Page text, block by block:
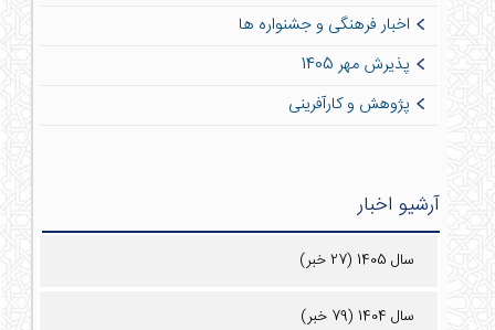
اخبار فرهنگی و جشنواره ها
پذیرش مهر 1405
پژوهش و کارآفرینی
آرشیو اخبار
سال 1405 (27 خبر)
سال 1404 (79 خبر)